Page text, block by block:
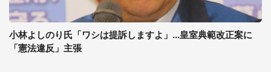
小林よしのり氏「ワシは提訴しますよ」...皇室典範改正案に
「憲法違反」主張